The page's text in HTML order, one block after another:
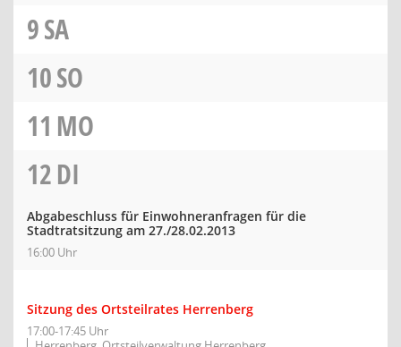
9SA
10SO
11 MO
12DI
Abgabeschluss für Einwohneranfragen für die
Stadtratsitzung am 27./28.02.2013
16:00 Uhr
Sitzung des Ortsteilrates Herrenberg
17:00-17:45 Uhr